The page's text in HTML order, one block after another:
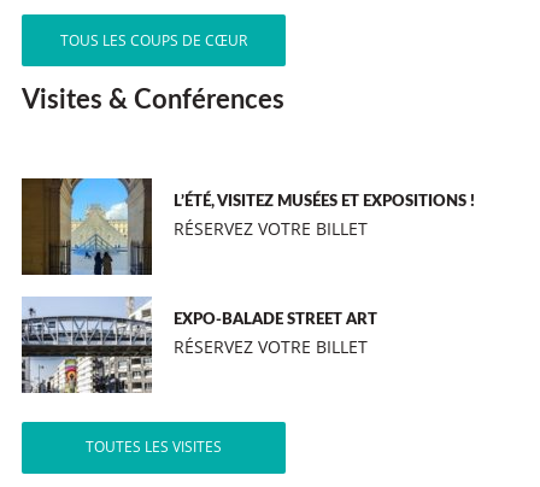
TOUS LES COUPS DE CŒUR
Visites & Conférences
L’ÉTÉ, VISITEZ MUSÉES ET EXPOSITIONS !
RÉSERVEZ VOTRE BILLET
EXPO-BALADE STREET ART
RÉSERVEZ VOTRE BILLET
TOUTES LES VISITES